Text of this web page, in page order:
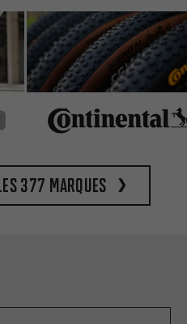
377 marques